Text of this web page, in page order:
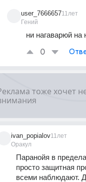
user_7666657
Гений
11лет
ни нагаварюй на
0
ivan_popialov
Оракул
11лет
Паранойя в
просто защитная
всеми наблюдают.